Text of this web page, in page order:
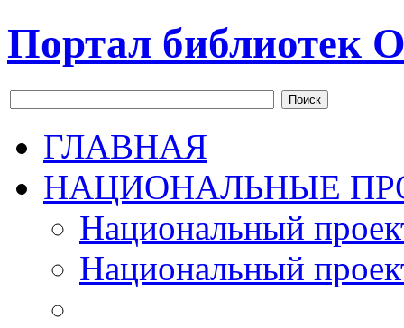
Портал библиотек
Поиск
ГЛАВНАЯ
НАЦИОНАЛЬНЫЕ
Национальный
Национальный